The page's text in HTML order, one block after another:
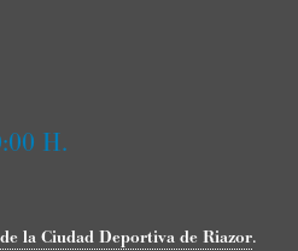
H.
la Ciudad Deportiva de Riazor.